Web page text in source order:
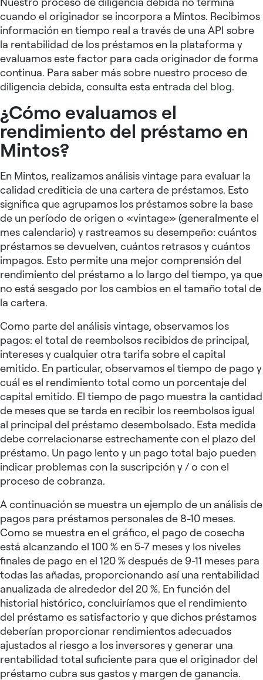
cuando el originador se incorpora a Mintos. Recibimos
información en tiempo real a través de una API sobre
la rentabilidad de los préstamos en la plataforma y
evaluamos este factor para cada originador de forma
continua. Para saber más sobre nuestro proceso de
diligencia debida, consulta esta entrada del blog.
¿Cómo evaluamos el
rendimiento del préstamo en
Mintos?
En Mintos, realizamos análisis vintage para evaluar la
calidad crediticia de una cartera de préstamos. Esto
significa que agrupamos los préstamos sobre la base
de un período de origen o «vintage» (generalmente el
mes calendario) y rastreamos su desempeño: cuántos
préstamos se devuelven, cuántos retrasos y cuántos
impagos. Esto permite una mejor comprensión del
rendimiento del préstamo a lo largo del tiempo, ya que
no está sesgado por los cambios en el tamaño total de
la cartera.
Como parte del análisis vintage, observamos los
pagos: el total de reembolsos recibidos de principal,
intereses y cualquier otra tarifa sobre el capital
emitido. En particular, observamos el tiempo de pago y
cuál es el rendimiento total como un porcentaje del
capital emitido. El tiempo de pago muestra la cantidad
de meses que se tarda en recibir los reembolsos igual
al principal del préstamo desembolsado. Esta medida
debe correlacionarse estrechamente con el plazo del
préstamo. Un pago lento y un pago total bajo pueden
indicar problemas con la suscripción y / o con el
proceso de cobranza.
A continuación se muestra un ejemplo de un análisis de
pagos para préstamos personales de 8-10 meses.
Como se muestra en el gráfico, el pago de cosecha
está alcanzando el 100 % en 5-7 meses y los niveles
finales de pago en el 120 % después de 9-11 meses para
todas las añadas, proporcionando así una rentabilidad
anualizada de alrededor del 20 %. En función del
historial histórico, concluiríamos que el rendimiento
del préstamo es satisfactorio y que dichos préstamos
deberían proporcionar rendimientos adecuados
ajustados al riesgo a los inversores y generar una
rentabilidad total suficiente para que el originador del
préstamo cubra sus gastos y margen de ganancia.